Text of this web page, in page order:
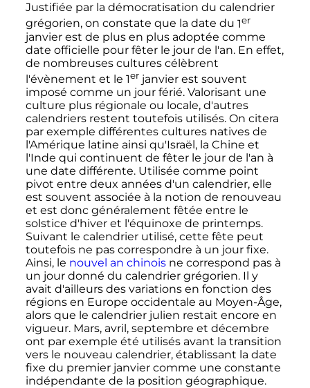
Justifiée par la démocratisation du calendrier
grégorien, on constate que la date du 1er
janvier est de plus en plus adoptée comme
date officielle pour fêter le jour de l'an. En effet,
de nombreuses cultures célèbrent
l'évènement et le 1erjanvier est souvent
imposé comme un jour férié. Valorisant une
culture plus régionale ou locale, d'autres
calendriers restent toutefois utilisés. On citera
par exemple différentes cultures natives de
l'Amérique latine ainsi qu'Israël, la Chine et
l'Inde qui continuent de fêter le jour de l'an à
une date différente. Utilisée comme point
pivot entre deux années d'un calendrier, elle
est souvent associée à la notion de renouveau
et est donc généralement fêtée entre le
solstice d'hiver et l'équinoxe de printemps.
Suivant le calendrier utilisé, cette fête peut
toutefois ne pas correspondre à un jour fixe.
Ainsi, le nouvel an chinoisne correspond pas à
un jour donné du calendrier grégorien. Il y
avait d'ailleurs des variations en fonction des
régions en Europe occidentale au Moyen-Âge,
alors que le calendrier julien restait encore en
vigueur. Mars, avril, septembre et décembre
ont par exemple été utilisés avant la transition
vers le nouveau calendrier, établissant la date
fixe du premier janvier comme une constante
indépendante de la position géographique.